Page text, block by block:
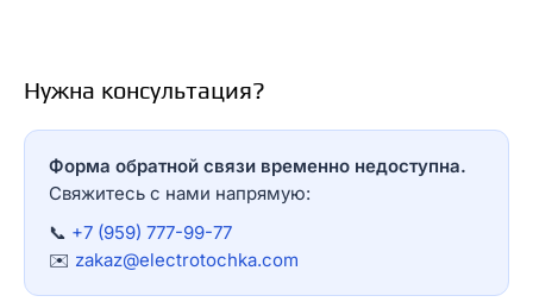
Нужна консультация?
Форма обратной связи временно недоступна.
Свяжитесь с нами напрямую:
📞 +7 (959) 777-99-77
✉️ zakaz@electrotochka.com